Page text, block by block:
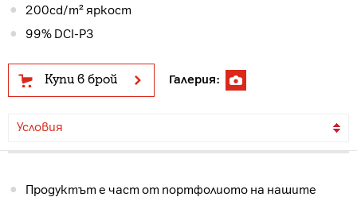
200cd/m² яркост
99% DCI-P3
Купи в брой Галерия:
Условия
Продуктът е част от портфолиото на нашите